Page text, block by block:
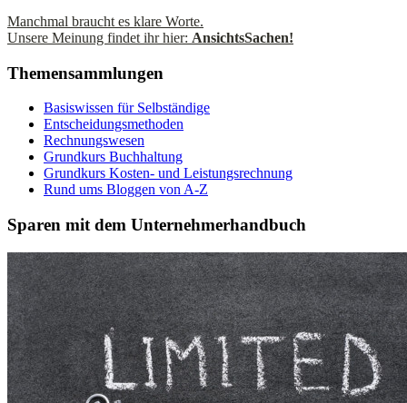
Manchmal braucht es klare Worte.
Unsere Meinung findet ihr hier: AnsichtsSachen!
Themensammlungen
Basiswissen für Selbständige
Entscheidungsmethoden
Rechnungswesen
Grundkurs Buchhaltung
Grundkurs Kosten- und Leistungsrechnung
Rund ums Bloggen von A-Z
Sparen mit dem Unternehmerhandbuch